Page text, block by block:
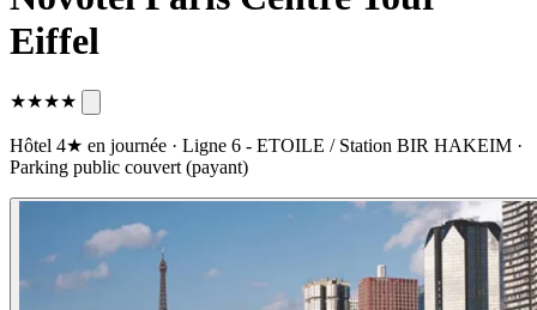
Eiffel
★★★★
Hôtel 4★ en journée · Ligne 6 - ETOILE / Station BIR HAKEIM ·
Parking public couvert (payant)